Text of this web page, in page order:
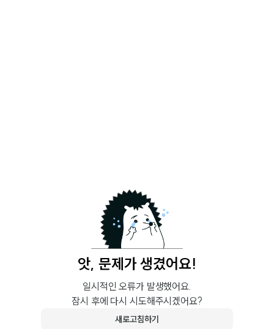
앗, 문제가 생겼어요!
일시적인 오류가 발생했어요.
잠시 후에 다시 시도해주시겠어요?
새로고침하기